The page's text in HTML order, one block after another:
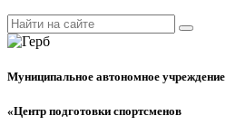
Муниципальное автономное учреждение
«Центр подготовки спортсменов